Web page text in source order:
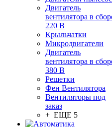
Двигатель
вентилятора в
220 В
Крыльчатки
Микродвигатели
Двигатель
вентилятора в
380 В
Решетки
Фен Вентилятора
Вентиляторы под
заказ
+ ЕЩЕ 5